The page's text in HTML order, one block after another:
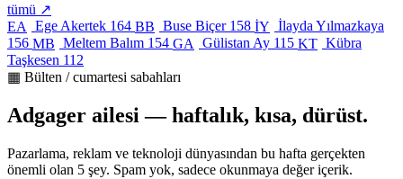
tümü ↗
EA
Ege Akertek 164 BB Buse Biçer 158 İY İlayda Yılmazkaya
156 MB Meltem Balım 154 GA Gülistan Ay 115 KT Kübra
Taşkesen 112
▦ Bülten / cumartesi sabahları
Adgager ailesi — haftalık, kısa, dürüst.
Pazarlama, reklam ve teknoloji dünyasından bu hafta gerçekten
önemli olan 5 şey. Spam yok, sadece okunmaya değer içerik.